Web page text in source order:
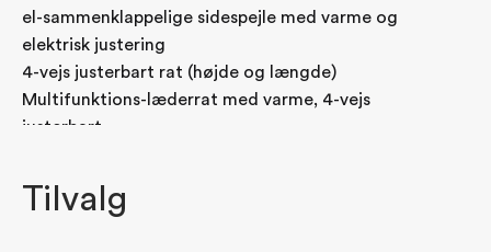
el-sammenklappelige sidespejle med varme og
elektrisk justering
4-vejs justerbart rat (højde og længde)
Multifunktions-læderrat med varme, 4-vejs
justerbart
varerum
Elektrisk parkeringsbremse
Tilvalg